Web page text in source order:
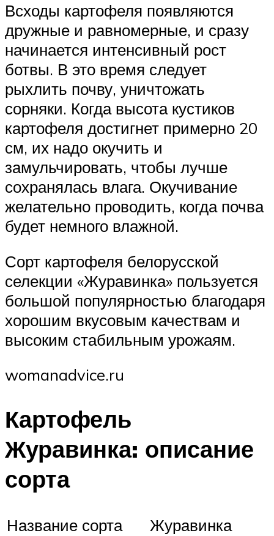
Всходы картофеля появляются
дружные и равномерные, и сразу
начинается интенсивный рост
ботвы. В это время следует
рыхлить почву, уничтожать
сорняки. Когда высота кустиков
картофеля достигнет примерно 20
см, их надо окучить и
замульчировать, чтобы лучше
сохранялась влага. Окучивание
желательно проводить, когда почва
будет немного влажной.
Сорт картофеля белорусской
селекции «Журавинка» пользуется
большой популярностью благодаря
хорошим вкусовым качествам и
высоким стабильным урожаям.
womanadvice.ru
Картофель
Журавинка: описание
сорта
Название сорта Журавинка